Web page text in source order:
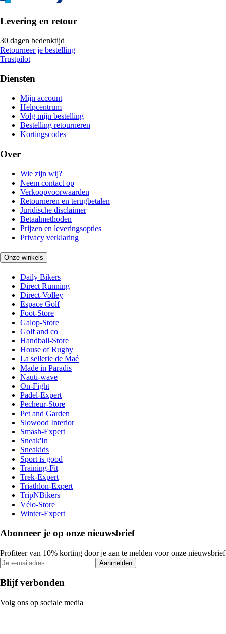
Levering en retour
30 dagen bedenktijd
Retourneer je bestelling
Trustpilot
Diensten
Mijn account
Helpcentrum
Volg mijn bestelling
Bestelling retourneren
Kortingscodes
Over
Wie zijn wij?
Neem contact op
Verkoopvoorwaarden
Retourneren en terugbetalen
Juridische disclaimer
Betaalmethoden
Prijzen en leveringsopties
Privacy verklaring
Onze winkels
Daily Bikers
Direct Running
Direct-Volley
Espace Golf
Foot-Store
Galop-Store
Golf and co
Handball-Store
House of Rugby
La sellerie de Maé
Made in Paradis
Nauti-wave
On-Fight
Padel-Expert
Pecheur-Store
Pet and Garden
Slowood Interior
Smash-Expert
Sneak'In
Sneakids
Sport is good
Training-Fit
Trek-Expert
Triathlon-Expert
TripNBikers
Vélo-Store
Winter-Expert
Abonneer je op onze nieuwsbrief
Profiteer van 10% korting door je aan te melden voor onze nieuwsbrief
Aanmelden
Blijf verbonden
Volg ons op sociale media